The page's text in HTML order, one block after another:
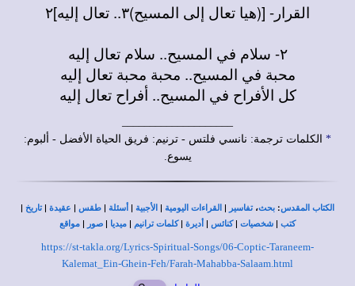
القرار- [(هيا تعال إلى المسيح)٣.. تعال إليه]٢
٢- سلام في المسيح.. سلام تعال إليه
محبة في المسيح.. محبة محبة تعال إليه
كل الأفراح في المسيح.. أفراح تعال إليه
* الكلمات ترجمة: نانسي فلتس - ترنيم: فريق الحياة الأفضل - ألبوم:
يسوع.
الكتاب المقدس: بحث،تفاسير | القراءات اليومية | الأجبية | أسئلة | طقس | عقيدة |تاريخ |
كتب | شخصيات |كنائس | أديرة |كلمات ترانيم | ميديا | صور | مواقع
https://st-takla.org/Lyrics-Spiritual-Songs/06-Coptic-Taraneem-
Kalemat_Ein-Ghein-Feh/Farah-Mahabba-Salaam.html